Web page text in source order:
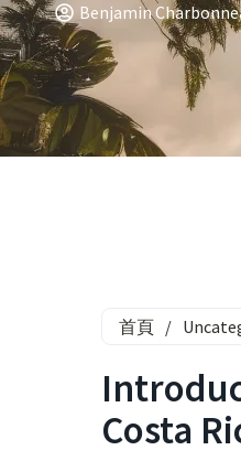
Benjamin
首頁 /
Costa